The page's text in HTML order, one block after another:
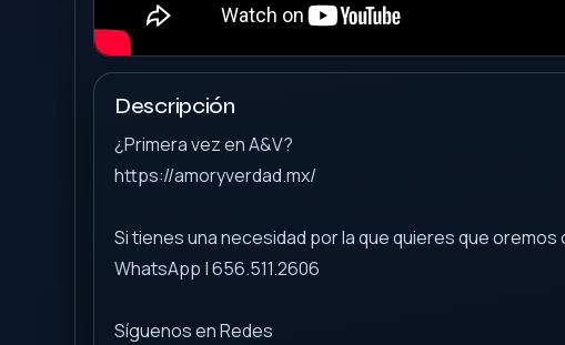
Descripción
¿Primera vez en A&V?
https://amoryverdad.mx/
Si tienes una necesidad por la que quieres que
WhatsApp | 656.511.2606
Síguenos en Redes